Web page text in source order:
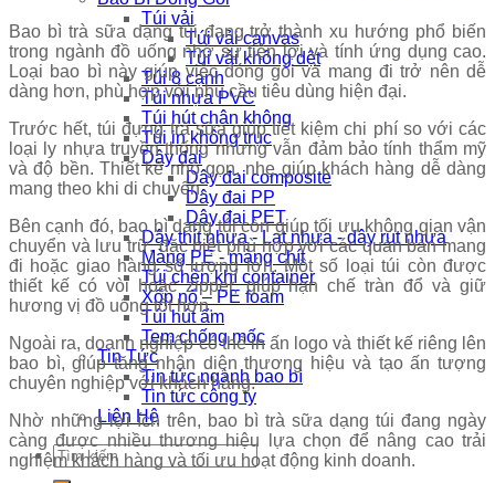
Túi vải
Túi vải canvas
Túi vải không dệt
Túi 8 cạnh
Túi nhựa PVC
Túi hút chân không
Túi in không trục
Dây đai
Dây đai composite
Dây đai PP
Dây đai PET
Dây thít nhựa - Lạt nhựa - dây rút nhựa
Màng PE - màng chít
Túi chèn khí container
Xốp nổ – PE foam
Túi hút ẩm
Tem chống mốc
Tin Tức
Tin tức ngành bao bì
Tin tức công ty
Liên Hệ
Tìm
kiếm:
Bao bì trà sữa dạng túi đang trở thành xu hướng phổ biến
trong ngành đồ uống nhờ sự tiện lợi và tính ứng dụng cao.
Loại bao bì này giúp việc đóng gói và mang đi trở nên dễ
dàng hơn, phù hợp với nhu cầu tiêu dùng hiện đại.
Trước hết, túi đựng trà sữa giúp tiết kiệm chi phí so với các
loại ly nhựa truyền thống nhưng vẫn đảm bảo tính thẩm mỹ
và độ bền. Thiết kế nhỏ gọn, nhẹ giúp khách hàng dễ dàng
mang theo khi di chuyển.
Bên cạnh đó, bao bì dạng túi còn giúp tối ưu không gian vận
chuyển và lưu trữ, đặc biệt phù hợp với các quán bán mang
đi hoặc giao hàng số lượng lớn. Một số loại túi còn được
thiết kế có vòi hoặc zipper, giúp hạn chế tràn đổ và giữ
hương vị đồ uống tốt hơn.
Ngoài ra, doanh nghiệp có thể in ấn logo và thiết kế riêng lên
bao bì, giúp tăng nhận diện thương hiệu và tạo ấn tượng
chuyên nghiệp với khách hàng.
Nhờ những lợi ích trên, bao bì trà sữa dạng túi đang ngày
càng được nhiều thương hiệu lựa chọn để nâng cao trải
nghiệm khách hàng và tối ưu hoạt động kinh doanh.